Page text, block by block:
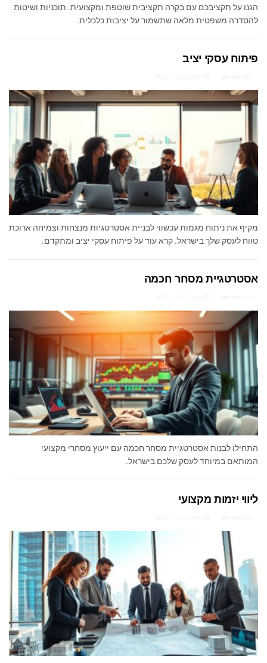
הגנו על תקציבכם עם בקרה תקציבית שוטפת ומקצועית. תוכניות ושיטות
להסדרה משפטית מלאה שתשמור על יציבות כלכלית.
פיתוח עסקי יציב
מקיף את ניתוח מגמות עכשווי לבניית אסטרטגיות מנצחות וצמיחה ארוכת
טווח לעסק שלך בישראל. קרא עוד על פיתוח עסקי יציב ומתקדם.
אסטרטגיית מסחר חכמה
התחילו לבנות אסטרטגיית מסחר חכמה עם ייעוץ מסחרי מקצועי
המותאם במיוחד לעסק שלכם בישראל.
ליווי יזמות מקצועי